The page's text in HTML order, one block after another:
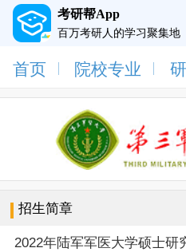
考研帮App
百万考研人的学习聚集地
首页 院校专业
招生简章
2022年陆军军医大学硕士研